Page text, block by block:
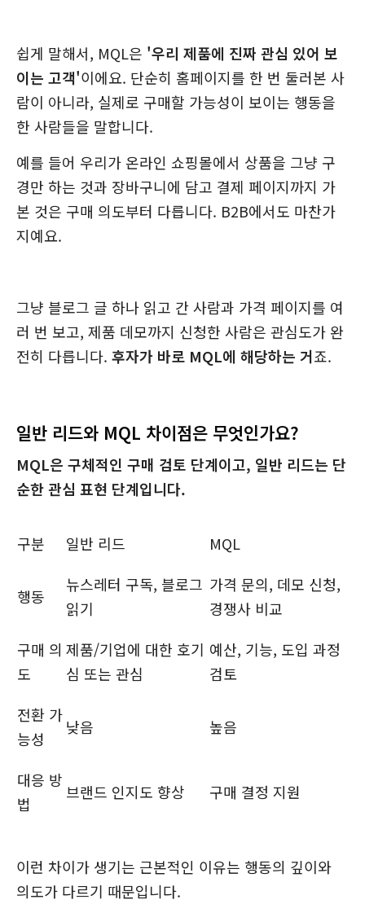
쉽게 말해서, MQL은 '우리 제품에 진짜 관심 있어 보
이는 고객'이에요. 단순히 홈페이지를 한 번 둘러본 사
람이 아니라, 실제로 구매할 가능성이 보이는 행동을
한 사람들을 말합니다.
예를 들어 우리가 온라인 쇼핑몰에서 상품을 그냥 구
경만 하는 것과 장바구니에 담고 결제 페이지까지 가
본 것은 구매 의도부터 다릅니다. B2B에서도 마찬가
지예요.
그냥 블로그 글 하나 읽고 간 사람과 가격 페이지를 여
러 번 보고, 제품 데모까지 신청한 사람은 관심도가 완
전히 다릅니다. 후자가 바로 MQL에 해당하는 거죠.
일반 리드와 MQL 차이점은 무엇인가요?
MQL은 구체적인 구매 검토 단계이고, 일반 리드는 단
순한 관심 표현 단계입니다.
구분 일반 리드 MQL
행동
뉴스레터 구독, 블로그
읽기
가격 문의, 데모 신청,
경쟁사 비교
구매 의
도
제품/기업에 대한 호기
심 또는 관심
예산, 기능, 도입 과정
검토
전환 가
능성
낮음 높음
대응 방
법
브랜드 인지도 향상 구매 결정 지원
이런 차이가 생기는 근본적인 이유는 행동의 깊이와
의도가 다르기 때문입니다.